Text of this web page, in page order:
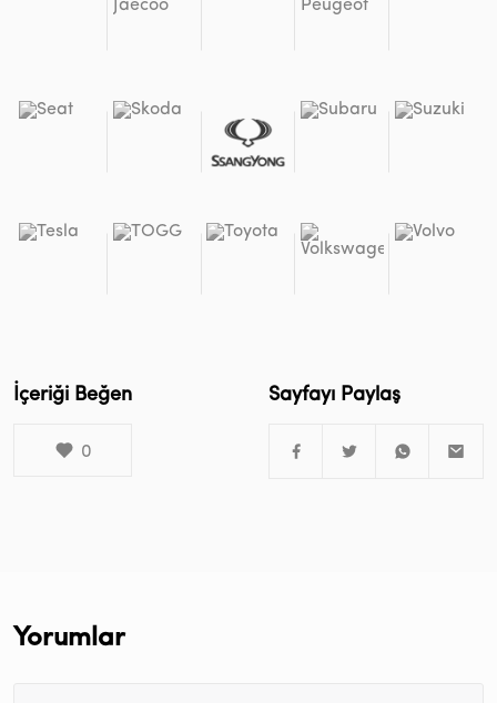
İçeriği Beğen
0
Sayfayı Paylaş
Yorumlar